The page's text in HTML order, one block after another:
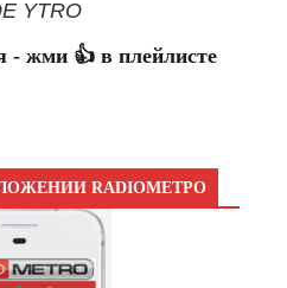
YTRO
- жми 👍 в плейлисте
RADIOМЕТРО